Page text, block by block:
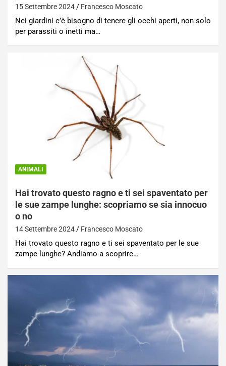
15 Settembre 2024 Francesco Moscato
Nei giardini c’è bisogno di tenere gli occhi aperti, non solo
per parassiti o inetti ma…
ANIMALI
Hai trovato questo ragno e ti sei spaventato per
le sue zampe lunghe: scopriamo se sia innocuo
o no
14 Settembre 2024 Francesco Moscato
Hai trovato questo ragno e ti sei spaventato per le sue
zampe lunghe? Andiamo a scoprire…